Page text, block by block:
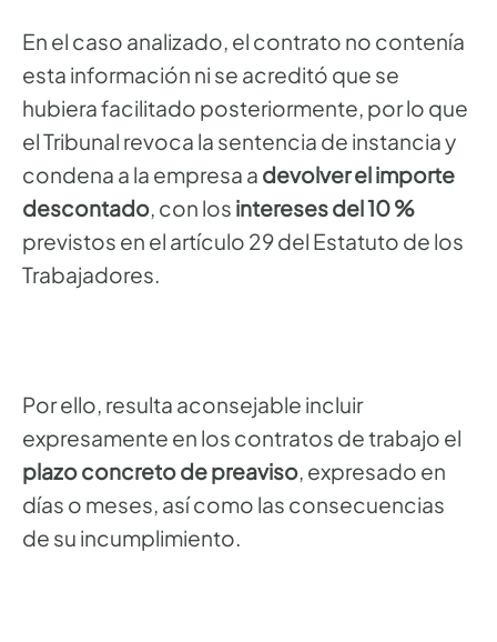
En el caso analizado, el contrato no contenía
esta información ni se acreditó que se
hubiera facilitado posteriormente, por lo que
el Tribunal revoca la sentencia de instancia y
condena a la empresa a devolver el importe
descontado , con los intereses del 10 %
previstos en el artículo 29 del Estatuto de los
Trabajadores.
Por ello, resulta aconsejable incluir
expresamente en los contratos de trabajo el
plazo concreto de preaviso, expresado en
días o meses, así como las consecuencias
de su incumplimiento.